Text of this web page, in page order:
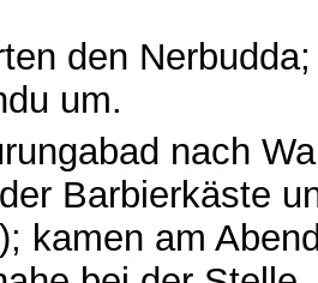
den
um.
nach
Barbierkäste
kamen am